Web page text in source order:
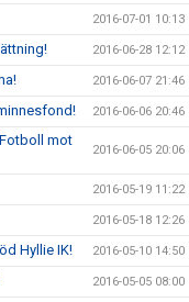
2016-07-01 10:13
2016-06-28 12:12
2016-06-07 21:46
2016-06-06 20:46
mot
2016-06-05 20:06
2016-05-19 11:22
2016-05-18 12:26
Hyllie IK! 2016-05-10 14:50
2016-05-05 08:00